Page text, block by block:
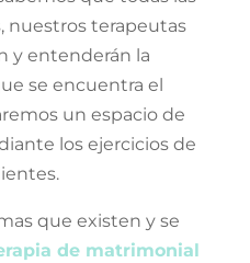
nuestros terapeutas
y entenderán la
se encuentra el
un espacio de
los ejercicios de
que existen y se
de matrimonial